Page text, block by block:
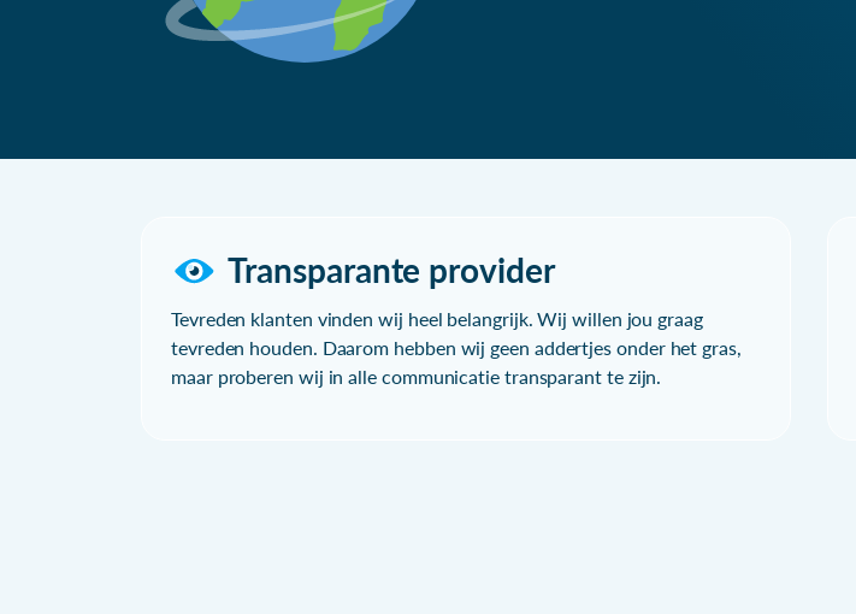
Transparante provider
Tevreden klanten vinden wij heel belangrijk. Wij willen jou graag
tevreden houden. Daarom hebben wij geen addertjes onder het gras,
maar proberen wij in alle communicatie transparant te zijn.